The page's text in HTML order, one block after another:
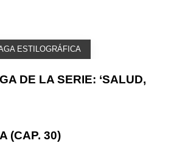
ESTILOGRÁFICA
DE LA SERIE: ‘SALUD,
(CAP. 30)